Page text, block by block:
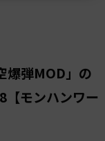
爆弾MOD」の
モンハンワー